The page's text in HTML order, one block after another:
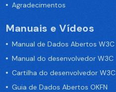
Agradecimentos
Manuais e Vídeos
Manual de Dados Abertos W3C
Manual do desenvolvedor W3C
Cartilha do desenvolvedor W3C
Guia de Dados Abertos OKFN